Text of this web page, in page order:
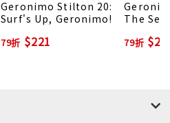
Geronimo Stilton 20:
Surf's Up, Geronimo!
79折 $221
The
79折